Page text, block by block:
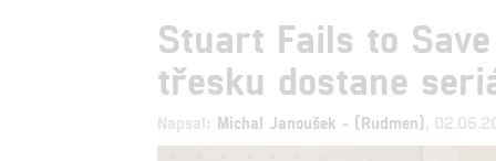
Stuart Fails to
třesku dostane
Napsal: Michal Janoušek - (Rudmen) ,